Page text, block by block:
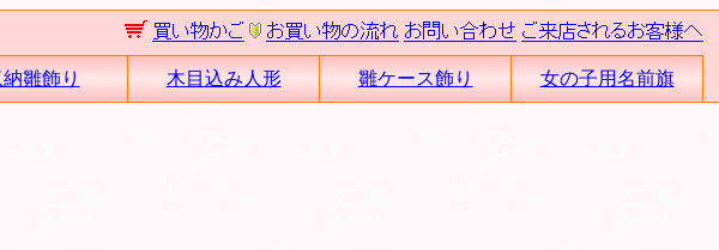
納雛飾り 木目込み人形 雛ケース飾り 女の子用名前旗